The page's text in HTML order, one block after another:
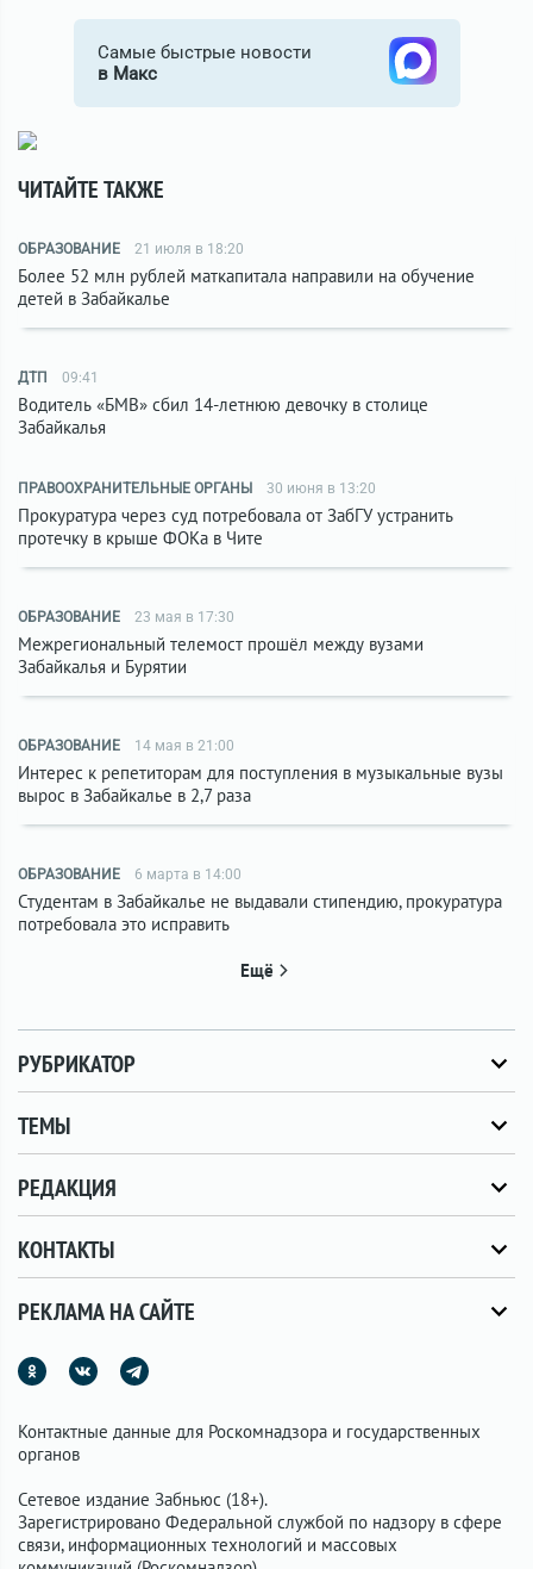
Самые быстрые новости
в Макс
ЧИТАЙТЕ ТАКЖЕ
ОБРАЗОВАНИЕ 21 июля в 18:20
Более 52 млн рублей маткапитала направили на обучение
детей в Забайкалье
ДТП 09:41
Водитель «БМВ» сбил 14-летнюю девочку в столице
Забайкалья
ПРАВООХРАНИТЕЛЬНЫЕ ОРГАНЫ 30 июня в 13:20
Прокуратура через суд потребовала от ЗабГУ устранить
протечку в крыше ФОКа в Чите
ОБРАЗОВАНИЕ 23 мая в 17:30
Межрегиональный телемост прошёл между вузами
Забайкалья и Бурятии
ОБРАЗОВАНИЕ 14 мая в 21:00
Интерес к репетиторам для поступления в музыкальные вузы
вырос в Забайкалье в 2,7 раза
ОБРАЗОВАНИЕ 6 марта в 14:00
Студентам в Забайкалье не выдавали стипендию, прокуратура
потребовала это исправить
Ещё
РУБРИКАТОР
ТЕМЫ
РЕДАКЦИЯ
КОНТАКТЫ
РЕКЛАМА НА САЙТЕ
Контактные данные для Роскомнадзора и государственных
органов
Сетевое издание Забньюс (18+).
Зарегистрировано Федеральной службой по надзору в сфере
связи, информационных технологий и массовых